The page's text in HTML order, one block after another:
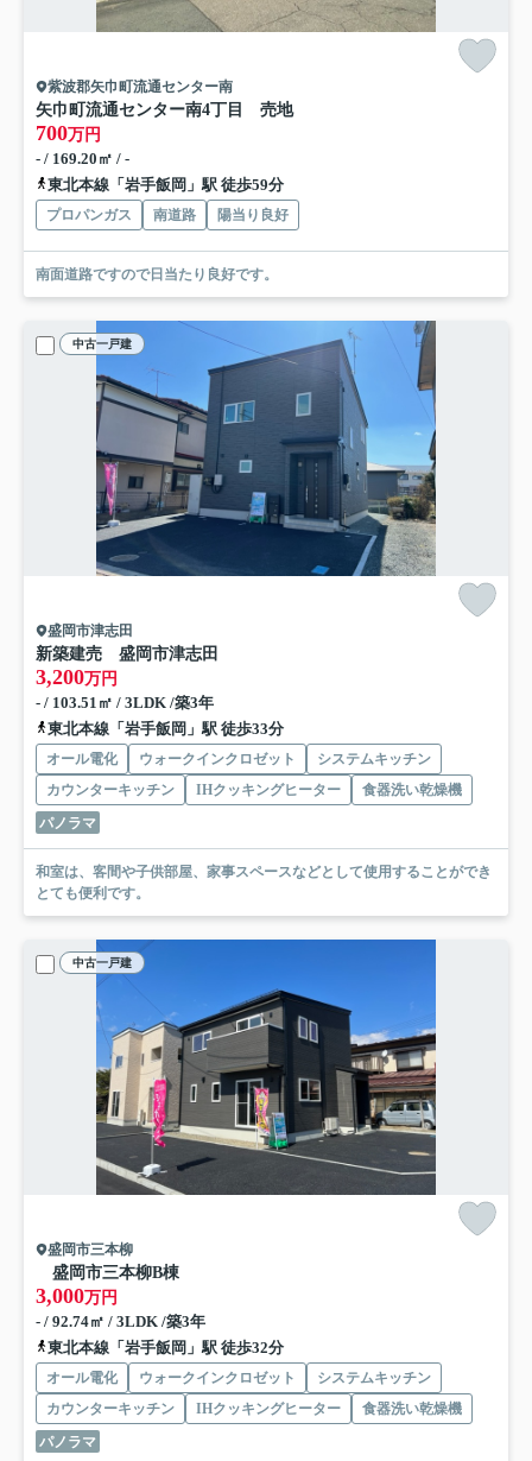
紫波郡矢巾町流通センター南
矢巾町流通センター南4丁目 売地
700万円
- / 169.20㎡ / -
東北本線「岩手飯岡」駅 徒歩59分
プロパンガス 南道路 陽当り良好
南面道路ですので日当たり良好です。
中古一戸建
盛岡市津志田
新築建売 盛岡市津志田
3,200万円
- / 103.51㎡ / 3LDK /築3年
東北本線「岩手飯岡」駅 徒歩33分
オール電化 ウォークインクロゼット
システムキッチン
カウンターキッチン
IHクッキングヒーター
食器洗い乾燥機
パノラマ
和室は、客間や子供部屋、家事スペースなどとして使用することができ
とても便利です。
中古一戸建
盛岡市三本柳
盛岡市三本柳B棟
3,000万円
- / 92.74㎡ / 3LDK /築3年
東北本線「岩手飯岡」駅 徒歩32分
オール電化 ウォークインクロゼット
システムキッチン
カウンターキッチン
IHクッキングヒーター
食器洗い乾燥機
パノラマ